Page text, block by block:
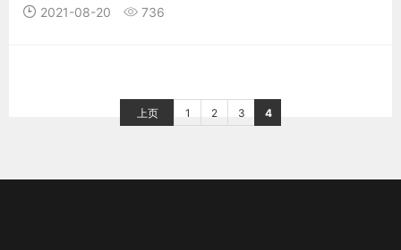
及心血管疾病患者；经常外出人士；工作紧张，饮食无规律者。也
2021-08-20 736
上页 1 2 3 4